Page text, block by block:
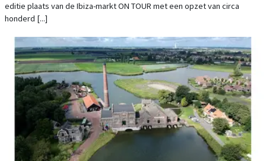
editie plaats van de Ibiza-markt ON TOUR met een opzet van circa
honderd [...]